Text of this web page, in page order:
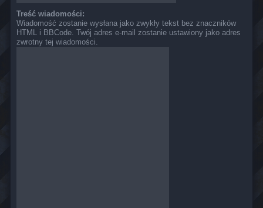
Treść wiadomości:
Wiadomość zostanie wysłana jako zwykły tekst bez znaczników
HTML i BBCode. Twój adres e-mail zostanie ustawiony jako adres
zwrotny tej wiadomości.